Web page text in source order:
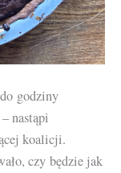
godziny
nastąpi
koalicji.
czy będzie jak